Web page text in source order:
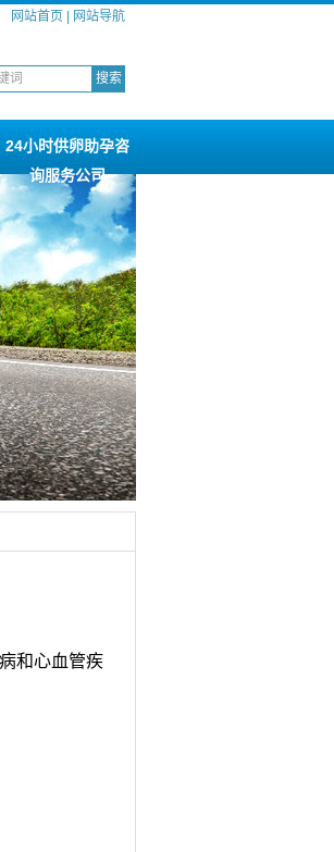
网站首页 网站导航
24小时供卵助孕咨
询服务公司
和心血管疾